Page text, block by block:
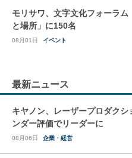
モリサワ、文字文化フォーラム
と場所」に150名
08月01日 イベント
最新ニュース
キヤノン、レーザープロダクシ
ンダー評価でリーダーに
08月06日 企業・経営